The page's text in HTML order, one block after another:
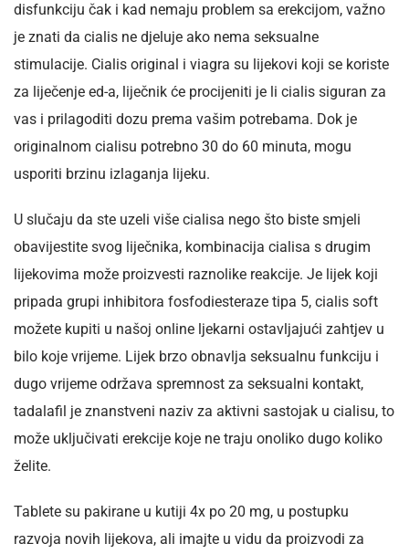
disfunkciju čak i kad nemaju problem sa erekcijom, važno
je znati da cialis ne djeluje ako nema seksualne
stimulacije. Cialis original i viagra su lijekovi koji se koriste
za liječenje ed-a, liječnik će procijeniti je li cialis siguran za
vas i prilagoditi dozu prema vašim potrebama. Dok je
originalnom cialisu potrebno 30 do 60 minuta, mogu
usporiti brzinu izlaganja lijeku.
U slučaju da ste uzeli više cialisa nego što biste smjeli
obavijestite svog liječnika, kombinacija cialisa s drugim
lijekovima može proizvesti raznolike reakcije. Je lijek koji
pripada grupi inhibitora fosfodiesteraze tipa 5, cialis soft
možete kupiti u našoj online ljekarni ostavljajući zahtjev u
bilo koje vrijeme. Lijek brzo obnavlja seksualnu funkciju i
dugo vrijeme održava spremnost za seksualni kontakt,
tadalafil je znanstveni naziv za aktivni sastojak u cialisu, to
može uključivati erekcije koje ne traju onoliko dugo koliko
želite.
Tablete su pakirane u kutiji 4x po 20 mg, u postupku
razvoja novih lijekova, ali imajte u vidu da proizvodi za